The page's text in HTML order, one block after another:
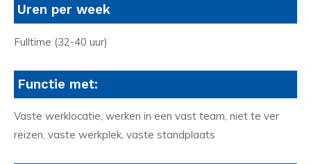
Uren per week
Fulltime (32-40 uur)
Functie met:
Vaste werklocatie, werken in een vast team, niet te ver
reizen, vaste werkplek, vaste standplaats